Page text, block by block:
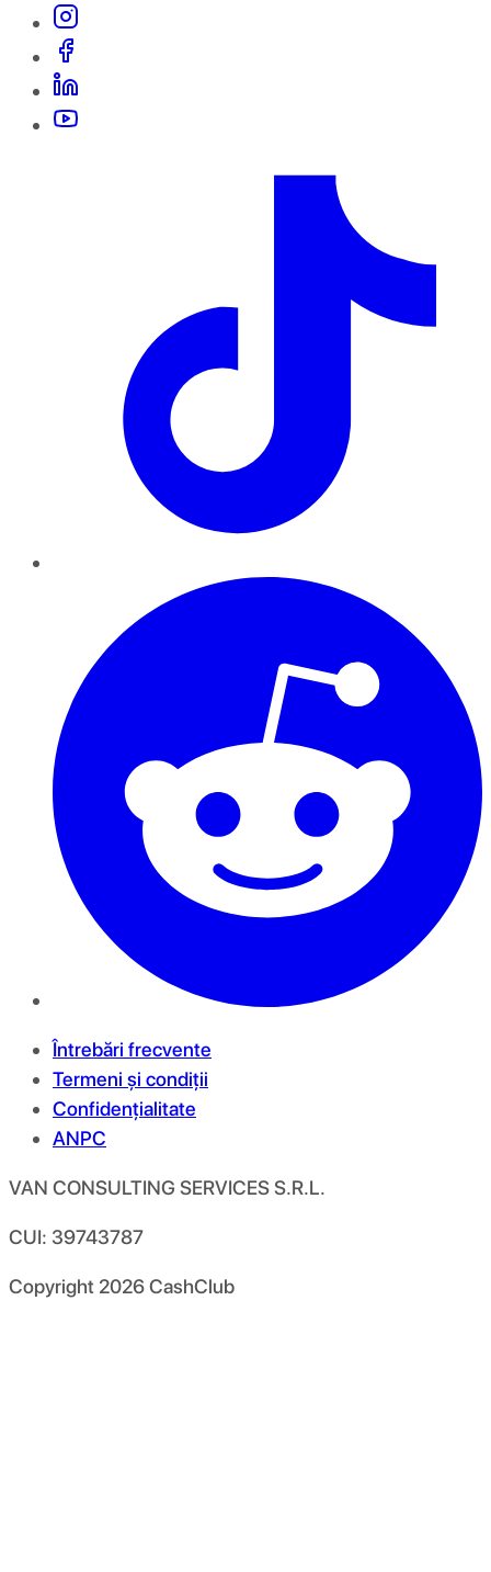
Întrebări frecvente
Termeni și condiții
Confidențialitate
ANPC
VAN CONSULTING SERVICES S.R.L.
CUI: 39743787
Copyright 2026CashClub